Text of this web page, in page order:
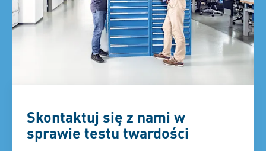
Skontaktuj się z nami w
sprawie testu twardości